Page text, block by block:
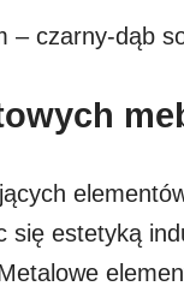
– czarny-dąb
się estetyką